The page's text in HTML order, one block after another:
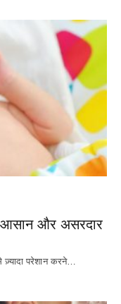
और असरदार
परेशान करने…